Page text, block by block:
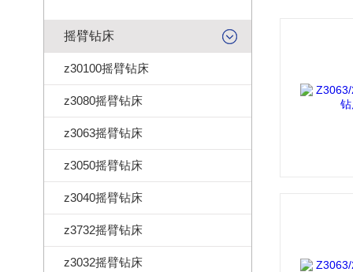
摇臂钻床
z30100摇臂钻床
z3080摇臂钻床
z3063摇臂钻床
z3050摇臂钻床
z3040摇臂钻床
z3732摇臂钻床
z3032摇臂钻床